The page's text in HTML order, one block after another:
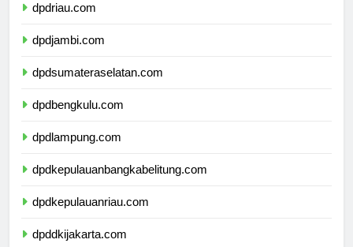
dpdriau.com
dpdjambi.com
dpdsumateraselatan.com
dpdbengkulu.com
dpdlampung.com
dpdkepulauanbangkabelitung.com
dpdkepulauanriau.com
dpddkijakarta.com